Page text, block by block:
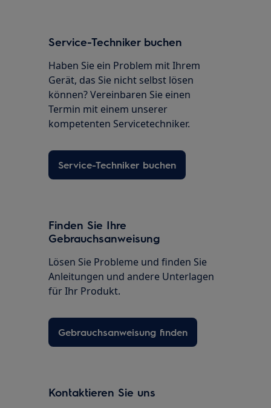
Service-Techniker buchen
Haben Sie ein Problem mit Ihrem
Gerät, das Sie nicht selbst lösen
können? Vereinbaren Sie einen
Termin mit einem unserer
kompetenten Servicetechniker.
Service-Techniker buchen
Finden Sie Ihre
Gebrauchsanweisung
Lösen Sie Probleme und finden Sie
Anleitungen und andere Unterlagen
für Ihr Produkt.
Gebrauchsanweisung finden
Kontaktieren Sie uns